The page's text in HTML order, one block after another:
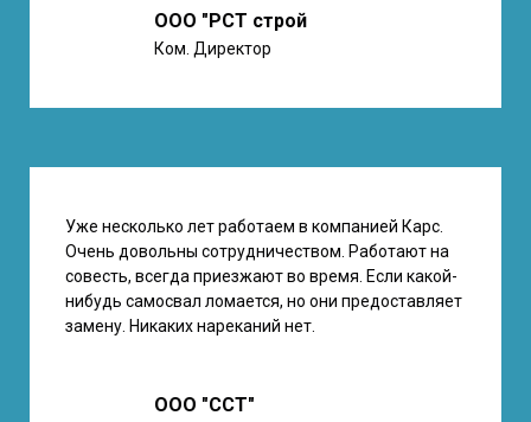
ООО "РСТ строй
Ком. Директор
Уже несколько лет работаем в компанией Карс.
Очень довольны сотрудничеством. Работают на
совесть, всегда приезжают во время. Если какой-
нибудь самосвал ломается, но они предоставляет
замену. Никаких нареканий нет.
ООО "ССТ"